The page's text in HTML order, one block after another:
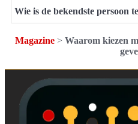
Wie is de bekendste persoon
Magazine> Waarom kiezen